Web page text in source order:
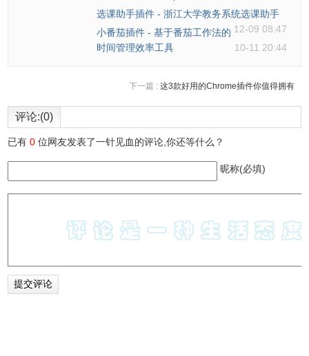
查看两张表之间的关系。
Triggers，没用过，不解释。Table Info，表的简介信息，包
选课助手插件 - 浙江大学教务系统选课助手
12-09 08:47
小番茄插件 - 基于番茄工作法的
时间管理效率工具
10-11 20:44
下一篇 : 这3款好用的Chrome插件你值得拥有
评论:(0)
已有0 位网友发表了一针见血的评论,你还等什么？
昵称(必填)